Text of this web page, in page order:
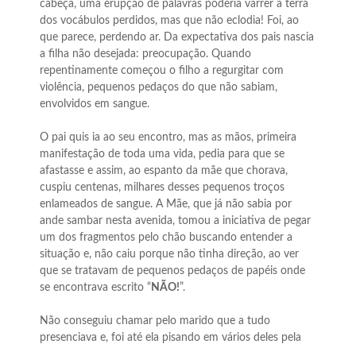
cabeça, uma erupção de palavras poderia varrer a terra
dos vocábulos perdidos, mas que não eclodia! Foi, ao
que parece, perdendo ar. Da expectativa dos pais nascia
a filha não desejada: preocupação. Quando
repentinamente começou o filho a regurgitar com
violência, pequenos pedaços do que não sabiam,
envolvidos em sangue.
O pai quis ia ao seu encontro, mas as mãos, primeira
manifestação de toda uma vida, pedia para que se
afastasse e assim, ao espanto da mãe que chorava,
cuspiu centenas, milhares desses pequenos troços
enlameados de sangue. A Mãe, que já não sabia por
ande sambar nesta avenida, tomou a iniciativa de pegar
um dos fragmentos pelo chão buscando entender a
situação e, não caiu porque não tinha direção, ao ver
que se tratavam de pequenos pedaços de papéis onde
se encontrava escrito “ NÃO!”.
Não conseguiu chamar pelo marido que a tudo
presenciava e, foi até ela pisando em vários deles pela